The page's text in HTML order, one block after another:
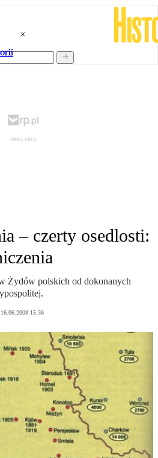
– czerty osedlosti:
Żydów polskich od dokonanych
16.06.2008 15:36